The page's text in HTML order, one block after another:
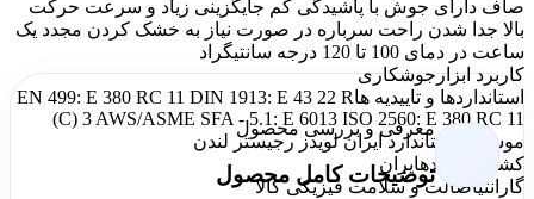
صاف دارای جوش با پاشیدگی کم جایگزینی زیاد و سرعت حرکت
بالا جدا شدن راحت سرباره در صورت نیاز به خشک کردن مجدد یک
ساعت در دمای 100 تا 120 درجه سانتیگراد
کاربرد ابزارجوشکاری
استانداردها و تاییدیه هاEN 499: E 380 RC 11 DIN 1913: E 43 22 R
(C) 3 AWS/ASME SFA - 5.1: E 6013 ISO 2560: E 380 RC 11
موسسه استاندارد ایران لویدز رجیستر لندن
کشور سازندهایران
گارانتیاصالت و سلامت فیزیکی کالا
معرفی و بررسی محصول
توضیحات کامل محصول